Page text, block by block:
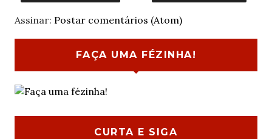
Assinar: Postar comentários (Atom)
FAÇA UMA FÉZINHA!
CURTA E SIGA